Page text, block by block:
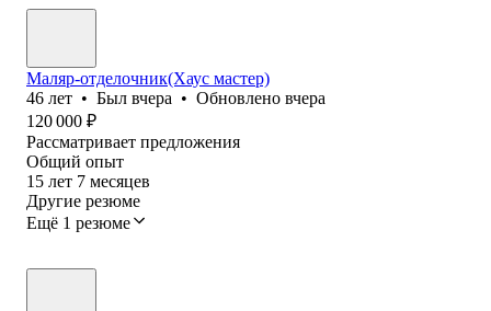
Маляр-отделочник(Хаус мастер)
46 лет • Был вчера • Обновлено вчера
120 000 ₽
Рассматривает предложения
Общий опыт
15 лет 7 месяцев
Другие резюме
Ещё 1 резюме